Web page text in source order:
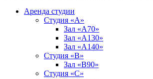
Аренда студии
Студия «А»
Зал «А70»
Зал «А130»
Зал «A140»
Студия «В»
Зал «В90»
Студия «С»